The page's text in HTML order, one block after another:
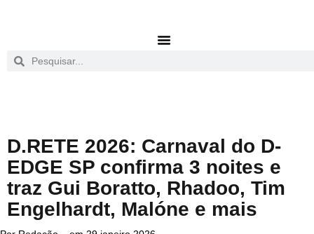
D.RETE 2026: Carnaval do D-
EDGE SP confirma 3 noites e
traz Gui Boratto, Rhadoo, Tim
Engelhardt, Malóne e mais